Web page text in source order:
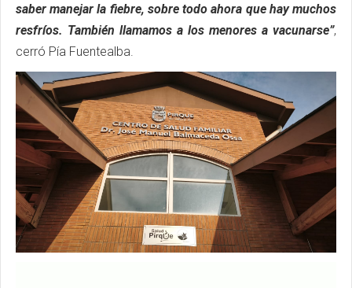
saber manejar la fiebre, sobre todo ahora que hay muchos
resfríos. También llamamos a los menores a vacunarse”,
cerró Pía Fuentealba.